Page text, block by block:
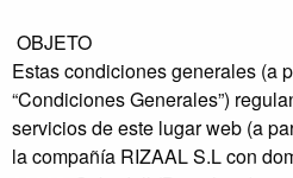
OBJETO
Estas condiciones generales (a
“Condiciones Generales”)
servicios de este lugar web (a
la compañía RIZAAL S.L con